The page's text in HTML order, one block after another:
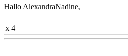
Hallo AlexandraNadine,
x 4